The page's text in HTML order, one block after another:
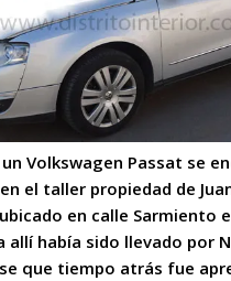
Volkswagen Passat se
el taller propiedad de
en calle Sarmiento
allí había sido llevado por
que tiempo atrás fue